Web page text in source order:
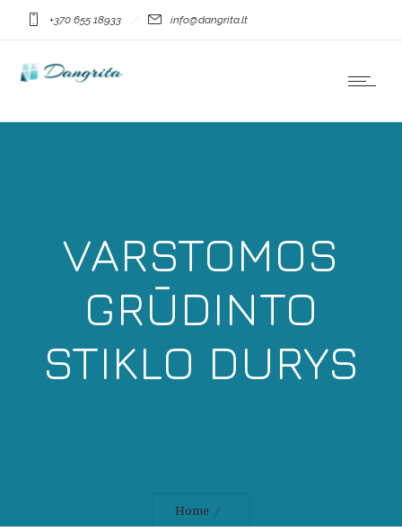
+370 655 18933 info@dangrita.lt
VARSTOMOS
GRŪDINTO
STIKLO DURYS
Home